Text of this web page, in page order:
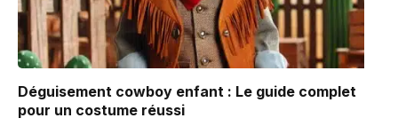
Déguisement cowboy enfant : Le guide complet
pour un costume réussi